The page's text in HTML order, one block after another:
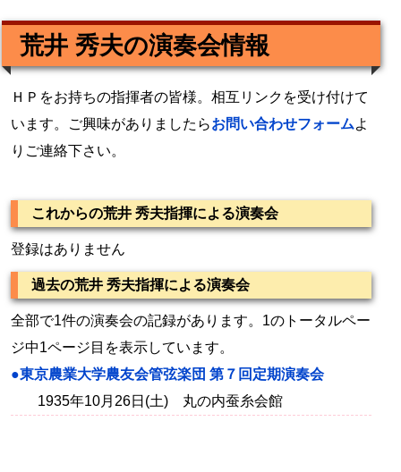
荒井 秀夫の演奏会情報
ＨＰをお持ちの指揮者の皆様。相互リンクを受け付けて
います。ご興味がありましたらお問い合わせフォームよ
りご連絡下さい。
これからの荒井 秀夫指揮による演奏会
登録はありません
過去の荒井 秀夫指揮による演奏会
全部で1件の演奏会の記録があります。1のトータルペー
ジ中1ページ目を表示しています。
●東京農業大学農友会管弦楽団 第７回定期演奏会
1935年10月26日(土) 丸の内蚕糸会館